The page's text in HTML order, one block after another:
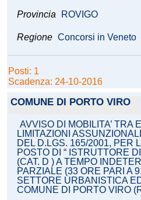
Provincia ROVIGO
Regione Concorsi in Veneto
Posti: 1
Scadenza: 24-10-2016
COMUNE DI PORTO VIRO
AVVISO DI MOBILITA’ TRA
LIMITAZIONI
DEL D.LGS. 165/2001, PER
POSTO DI “ ISTRUTTORE
(CAT. D ) A TEMPO
PARZIALE (33 ORE PARI A
SETTORE URBANISTICA
COMUNE DI PORTO VIRO